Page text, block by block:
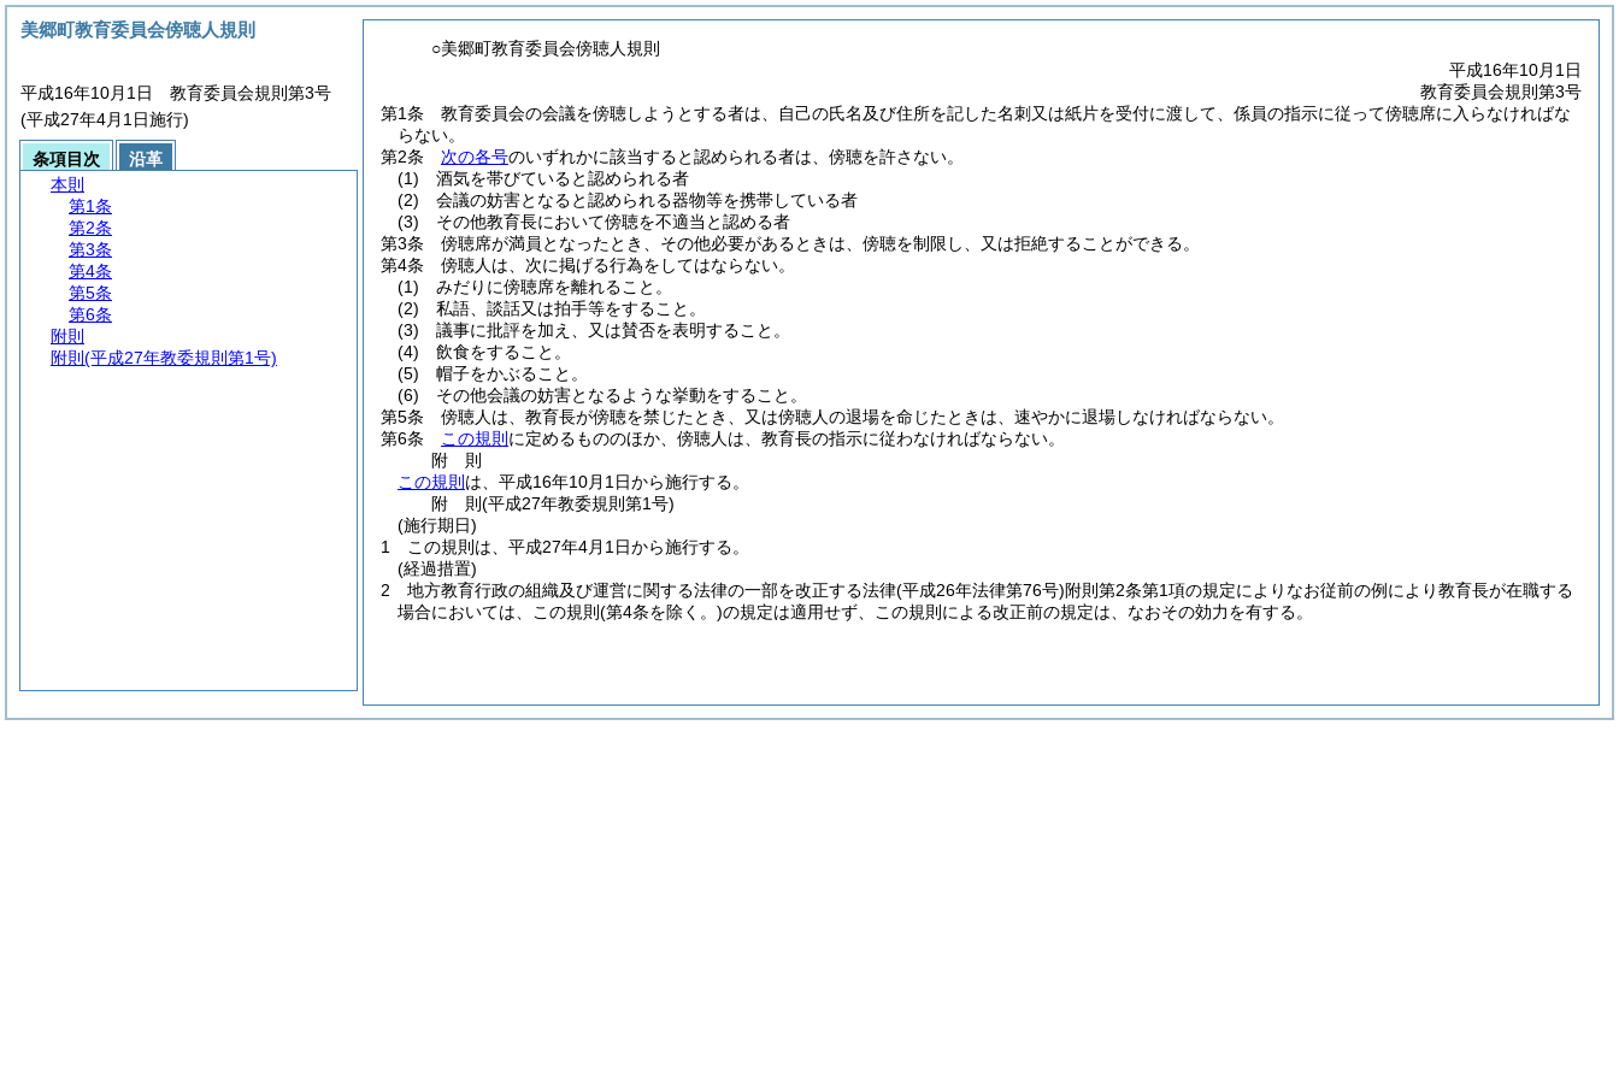
○美郷町教育委員会傍聴人規則
平成16年10月1日
教育委員会規則第3号
第1条
教育委員会の会議を傍聴しようとする者は、自己の氏名及び住所を記した名刺又は紙片を受付に渡して、係員の指示に従って傍聴席に入らなければな
らない。
第2条
次の各号のいずれかに該当すると認められる者は、傍聴を許さない。
(1)
酒気を帯びていると認められる者
(2)
会議の妨害となると認められる器物等を携帯している者
(3)
その他教育長において傍聴を不適当と認める者
第3条
傍聴席が満員となったとき、その他必要があるときは、傍聴を制限し、又は拒絶することができる。
第4条
傍聴人は、次に掲げる行為をしてはならない。
(1)
みだりに傍聴席を離れること。
(2)
私語、談話又は拍手等をすること。
(3)
議事に批評を加え、又は賛否を表明すること。
(4)
飲食をすること。
(5)
帽子をかぶること。
(6)
その他会議の妨害となるような挙動をすること。
第5条
傍聴人は、教育長が傍聴を禁じたとき、又は傍聴人の退場を命じたときは、速やかに退場しなければならない。
第6条
この規則 に定めるもののほか、傍聴人は、教育長の指示に従わなければならない。
附 則
この規則 は、平成16年10月1日から施行する。
附 則(平成27年教委規則第1号)
(施行期日)
1
この規則は、平成27年4月1日から施行する。
(経過措置)
2
地方教育行政の組織及び運営に関する法律の一部を改正する法律(平成26年法律第76号)附則第2条第1項の規定によりなお従前の例により教育長が在職する
場合においては、この規則 (第4条を除く。)の規定は適用せず、この規則による改正前の規定は、なおその効力を有する。
美郷町教育委員会傍聴人規則
平成16年10月1日 教育委員会規則第3号
(平成27年4月1日施行)
条項目次
沿革
本則
第1条
第2条
第3条
第4条
第5条
第6条
附則
附則 (平成27年教委規則第1号)